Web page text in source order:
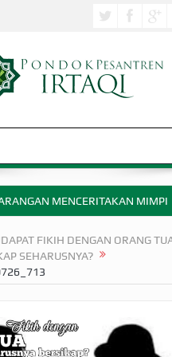
MENCERITAKAN MIMPI
MENJELANG PERANG
WAJIB?
DI DUNIA!
FIKIH DENGAN ORANG
SEHARUSNYA?